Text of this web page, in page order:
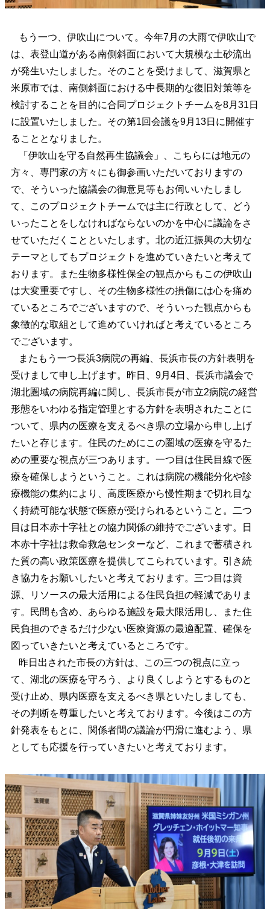
もう一つ、伊吹山について。今年7月の大雨で伊吹山で
は、表登山道がある南側斜面において大規模な土砂流出
が発生いたしました。そのことを受けまして、滋賀県と
米原市では、南側斜面における中長期的な復旧対策等を
検討することを目的に合同プロジェクトチームを8月31日
に設置いたしました。その第1回会議を9月13日に開催す
ることとなりました。
「伊吹山を守る自然再生協議会」、こちらには地元の
方々、専門家の方々にも御参画いただいておりますの
で、そういった協議会の御意見等もお伺いいたしまし
て、このプロジェクトチームでは主に行政として、どう
いったことをしなければならないのかを中心に議論をさ
せていただくことといたします。北の近江振興の大切な
テーマとしてもプロジェクトを進めていきたいと考えて
おります。また生物多様性保全の観点からもこの伊吹山
は大変重要ですし、その生物多様性の損傷には心を痛め
ているところでございますので、そういった観点からも
象徴的な取組として進めていければと考えているところ
でございます。
またもう一つ長浜3病院の再編、長浜市長の方針表明を
受けまして申し上げます。昨日、9月4日、長浜市議会で
湖北圏域の病院再編に関し、長浜市長が市立2病院の経営
形態をいわゆる指定管理とする方針を表明されたことに
ついて、県内の医療を支えるべき県の立場から申し上げ
たいと存じます。住民のためにこの圏域の医療を守るた
めの重要な視点が三つあります。一つ目は住民目線で医
療を確保しようということ。これは病院の機能分化や診
療機能の集約により、高度医療から慢性期まで切れ目な
く持続可能な状態で医療が受けられるということ。二つ
目は日本赤十字社との協力関係の維持でございます。日
本赤十字社は救命救急センターなど、これまで蓄積され
た質の高い政策医療を提供してこられています。引き続
き協力をお願いしたいと考えております。三つ目は資
源、リソースの最大活用による住民負担の軽減でありま
す。民間も含め、あらゆる施設を最大限活用し、また住
民負担のできるだけ少ない医療資源の最適配置、確保を
図っていきたいと考えているところです。
昨日出された市長の方針は、この三つの視点に立っ
て、湖北の医療を守ろう、より良くしようとするものと
受け止め、県内医療を支えるべき県といたしましても、
その判断を尊重したいと考えております。今後はこの方
針発表をもとに、関係者間の議論が円滑に進むよう、県
としても応援を行っていきたいと考えております。